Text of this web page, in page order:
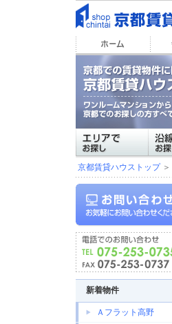
京都賃貸ハウストップ＞
新着物件
Ａフラット高野